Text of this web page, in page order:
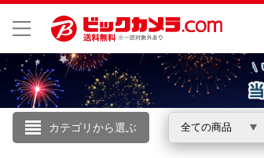
カテゴリから選ぶ 全ての商品
こんにちは